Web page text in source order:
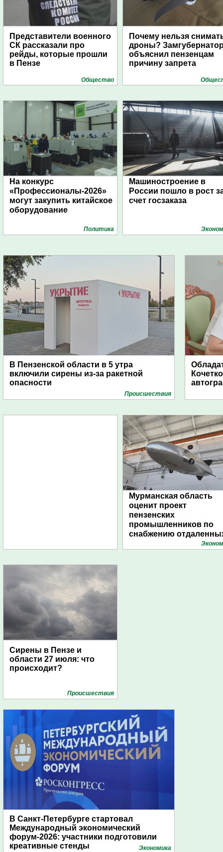
Представители военного
СК рассказали про
рейды, которые прошли
в Пензе
Общество
Почему нельзя
дроны?
объяснил пензенцам
причину запрета
На конкурс
«Профессионалы-2026»
могут закупить китайское
оборудование
Политика
Машиностроение в
России пошло в рост
счет госзаказа
В Пензенской области в 5 утра
включили сирены из-за ракетной
опасности
Проиcшествия
Мурманская область
оценит проект
пензенских
промышленников по
снабжению
поселений с помощью
Сирены в Пензе и
области 27 июля: что
происходит?
Проиcшествия
В Санкт-Петербурге стартовал
Международный экономический
форум-2026: участники подготовили
креативные стенды
Экономика